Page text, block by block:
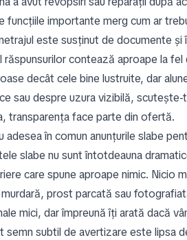
funcțiile importante merg cum ar
este susținut de documente și
răspunsurilor contează aproape la
decât cele bine lustruite, dar
sau despre uzura vizibilă,
transparența face parte din ofertă.
adesea în comun anunțurile slabe
slabe nu sunt întotdeauna
care spune aproape nimic. Nicio
prost parcată sau
mici, dar împreună îți arată dacă
semn subtil de avertizare este lipsa